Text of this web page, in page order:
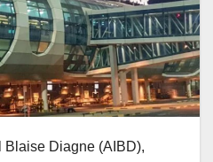
Blaise Diagne (AIBD),